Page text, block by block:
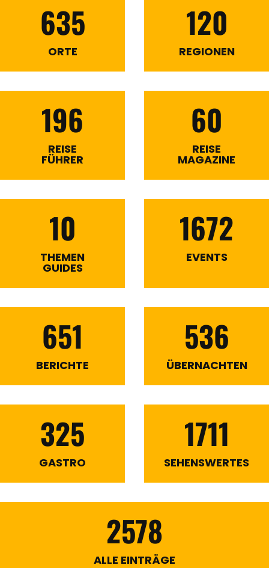
635
ORTE
120
REGIONEN
196
REISE
FÜHRER
60
REISE
MAGAZINE
10
THEMEN
GUIDES
1672
EVENTS
651
BERICHTE
536
ÜBERNACHTEN
325
GASTRO
1711
SEHENSWERTES
2578
ALLE EINTRÄGE